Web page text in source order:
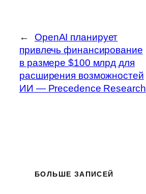
←
OpenAI планирует
привлечь финансирование
в размере $100 млрд для
расширения возможностей
ИИ — Precedence Research
БОЛЬШЕ ЗАПИСЕЙ